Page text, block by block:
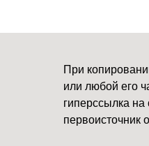
При
или любой его
гиперссылка на
первоисточник